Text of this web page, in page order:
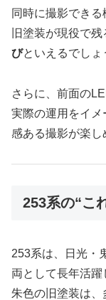
同時に撮影できる
旧塗装が現役で
びといえるでしょ
さらに、前面の
実際の運用をイ
感ある撮影が楽し
253系の“こ
253系は、日光・
両として長年活躍
朱色の旧塗装は